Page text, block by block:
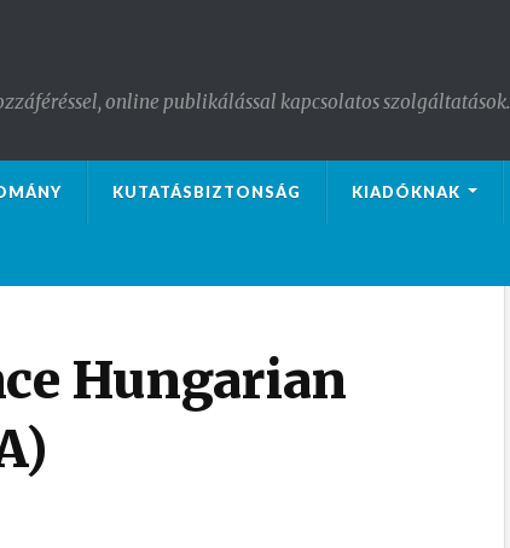
online publikálással kapcsolatos szolgáltatások.
KUTATÁSBIZTONSÁG KIADÓKNAK
Hungarian